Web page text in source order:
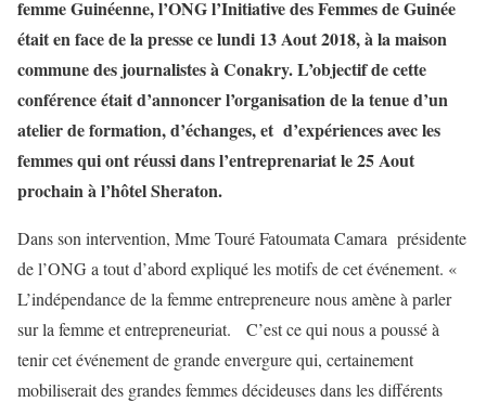
femme Guinéenne, l’ONG l’Initiative des Femmes de Guinée
était en face de la presse ce lundi 13 Aout 2018, à la maison
commune des journalistes à Conakry. L’objectif de cette
conférence était d’annoncer l’organisation de la tenue d’un
atelier de formation, d’échanges, et d’expériences avec les
femmes qui ont réussi dans l’entreprenariat le 25 Aout
prochain à l’hôtel Sheraton.
Dans son intervention, Mme Touré Fatoumata Camara présidente
de l’ONG a tout d’abord expliqué les motifs de cet événement. «
L’indépendance de la femme entrepreneure nous amène à parler
sur la femme et entrepreneuriat. C’est ce qui nous a poussé à
tenir cet événement de grande envergure qui, certainement
mobiliserait des grandes femmes décideuses dans les différents